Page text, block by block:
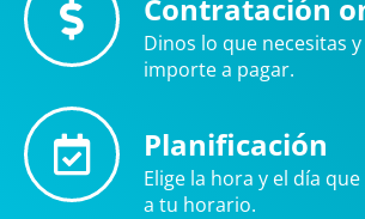
Contratación
Dinos lo que necesitas
importe a pagar.
Planificación
Elige la hora y el día
a tu horario.